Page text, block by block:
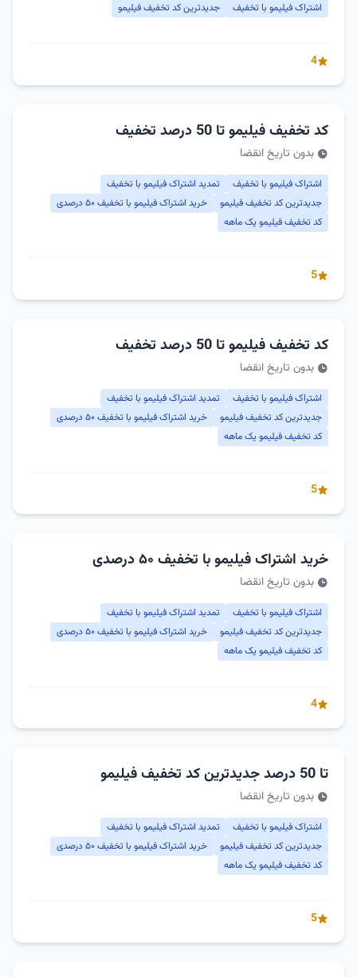
اشتراک فیلیمو با تخفیف جدیدترین کد تخفیف فیلیمو
4
کد تخفیف فیلیمو تا 50 درصد تخفیف
بدون تاریخ انقضا
اشتراک فیلیمو با تخفیف
تمدید اشتراک فیلیمو با تخفیف
جدیدترین کد تخفیف فیلیمو
خرید اشتراک فیلیمو با تخفیف ۵۰ درصدی
کد تخفیف فیلیمو یک ماهه
5
کد تخفیف فیلیمو تا 50 درصد تخفیف
بدون تاریخ انقضا
اشتراک فیلیمو با تخفیف
تمدید اشتراک فیلیمو با تخفیف
جدیدترین کد تخفیف فیلیمو
خرید اشتراک فیلیمو با تخفیف ۵۰ درصدی
کد تخفیف فیلیمو یک ماهه
5
خرید اشتراک فیلیمو با تخفیف ۵۰ درصدی
بدون تاریخ انقضا
اشتراک فیلیمو با تخفیف
تمدید اشتراک فیلیمو با تخفیف
جدیدترین کد تخفیف فیلیمو
خرید اشتراک فیلیمو با تخفیف ۵۰ درصدی
کد تخفیف فیلیمو یک ماهه
4
تا 50 درصد جدیدترین کد تخفیف فیلیمو
بدون تاریخ انقضا
اشتراک فیلیمو با تخفیف
تمدید اشتراک فیلیمو با تخفیف
جدیدترین کد تخفیف فیلیمو
خرید اشتراک فیلیمو با تخفیف ۵۰ درصدی
کد تخفیف فیلیمو یک ماهه
5